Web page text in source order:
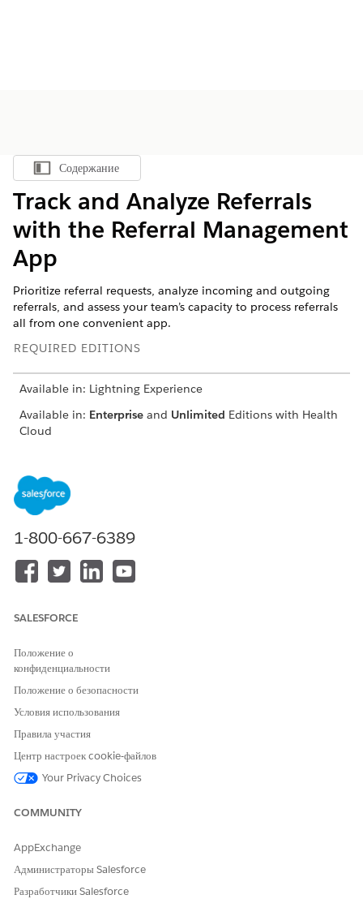
Показать содержание
Содержание
Track and Analyze Referrals
with the Referral Management
App
Prioritize referral requests, analyze incoming and outgoing
referrals, and assess your team’s capacity to process referrals
all from one convenient app.
REQUIRED EDITIONS
Available in: Lightning Experience
Available in: Enterprise and Unlimited Editions with Health
Cloud
Zero in on the most critical referrals of the day and
prioritize care coordination tasks for them.
Get complete visibility into the referral pipeline and
compare incoming and outgoing referrals. Slice the data
across dimensions like specialty and service type.
Analyze the efficiency of your referral processes.
convert referrals to patients, and assess whether you have
enough resources to manage incoming and outgoing
referrals.
ЭТА СТАТЬЯ РЕШИЛА ВАШУ ПРОБЛЕМУ?
Оставьте свой отзыв, чтобы мы могли стать лучше!
1-800-667-6389
SALESFORCE
Положение о
конфиденциальности
Положение о безопасности
Условия использования
Правила участия
Центр настроек cookie-файлов
Your Privacy Choices
COMMUNITY
AppExchange
Администраторы Salesforce
Разработчики Salesforce